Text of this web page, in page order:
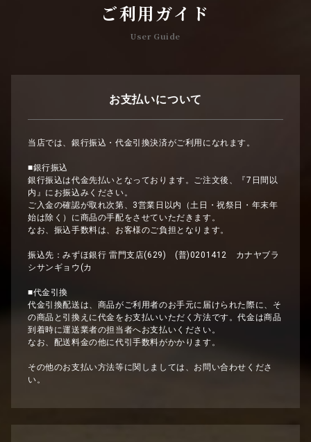
ご利用ガイド
User Guide
お支払いについて
当店では、銀行振込・代金引換決済がご利用になれます。
■銀行振込
銀行振込は代金先払いとなっております。ご注文後、『7日間以
内』にお振込みください。
ご入金の確認が取れ次第、3営業日以内（土日・祝祭日・年末年
始は除く）に商品の手配をさせていただきます。
なお、振込手数料は、お客様のご負担となります。
振込先：みずほ銀行 雷門支店(629) (普)0201412 カナヤブラ
シサンギョウ(カ
■代金引換
代金引換配送は、商品がご利用者のお手元に届けられた際に、そ
の商品と引換えに代金をお支払いいただく方法です。代金は商品
到着時に運送業者の担当者へお支払いください。
なお、配送料金の他に代引手数料がかかります。
その他のお支払い方法等に関しましては、お問い合わせくださ
い。